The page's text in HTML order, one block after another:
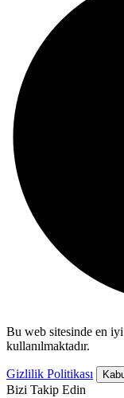
Bu web sitesinde en iyi
kullanılmaktadır.
Gizlilik Politikası
Bizi Takip Edin